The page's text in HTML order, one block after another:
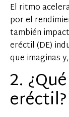
El ritmo
por el
también
eréctil (DE)
que imaginas
2.
eréctil?